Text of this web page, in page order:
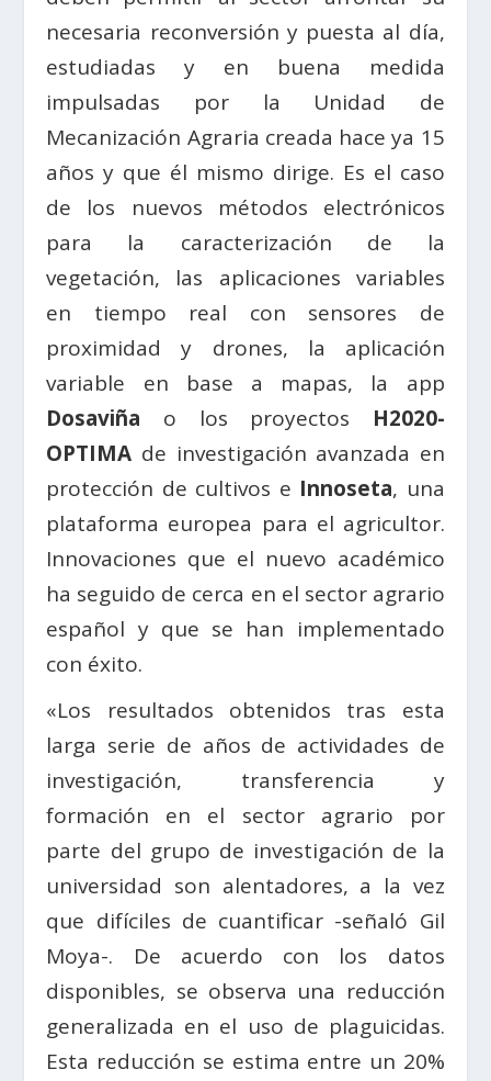
necesaria reconversión y puesta al día,
estudiadas y en buena medida
impulsadas por la Unidad de
Mecanización Agraria creada hace ya 15
años y que él mismo dirige. Es el caso
de los nuevos métodos electrónicos
para la caracterización de la
vegetación, las aplicaciones variables
en tiempo real con sensores de
proximidad y drones, la aplicación
variable en base a mapas, la app
Dosaviña o los proyectos H2020-
OPTIMA de investigación avanzada en
protección de cultivos e Innoseta, una
plataforma europea para el agricultor.
Innovaciones que el nuevo académico
ha seguido de cerca en el sector agrario
español y que se han implementado
con éxito.
«Los resultados obtenidos tras esta
larga serie de años de actividades de
investigación, transferencia y
formación en el sector agrario por
parte del grupo de investigación de la
universidad son alentadores, a la vez
que difíciles de cuantificar -señaló Gil
Moya-. De acuerdo con los datos
disponibles, se observa una reducción
generalizada en el uso de plaguicidas.
Esta reducción se estima entre un 20%